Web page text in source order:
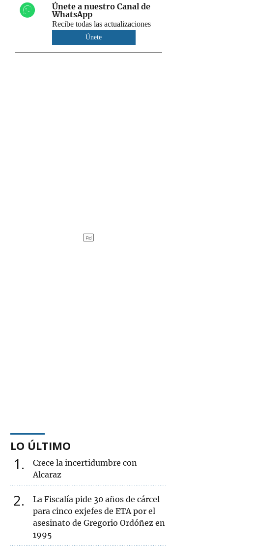
Únete a nuestro Canal de
WhatsApp
Recibe todas las actualizaciones
Únete
LO ÚLTIMO
1
Crece la incertidumbre con
Alcaraz
2
La Fiscalía pide 30 años de cárcel
para cinco exjefes de ETA por el
asesinato de Gregorio Ordóñez en
1995